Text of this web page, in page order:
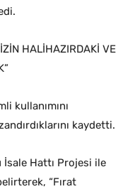
HALİHAZIRDAKİ VE
kullanımını
kaydetti.
İsale Hattı Projesi ile
“Fırat